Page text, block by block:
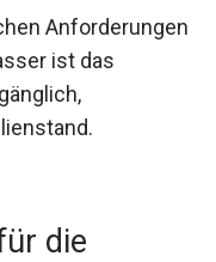
Anforderungen
ist das
die